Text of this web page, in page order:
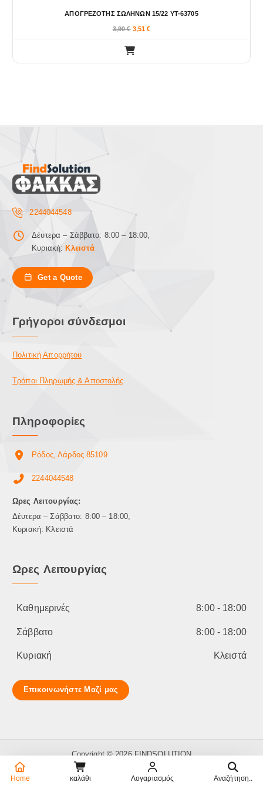
ΑΠΟΓΡΕΖΟΤΗΣ ΣΩΛΗΝΩΝ 15/22 YT-63705
3,90€ 3,51€
2244044548
Δέυτερα – Σάββατο: 8:00 – 18:00,
Κυριακή: Κλειστά
Get a Quote
Γρήγοροι σύνδεσμοι
Πολιτική Απορρήτου
Τρόποι Πληρωμής & Αποστολής
Πληροφορίες
Ρόδος, Λάρδος 85109
2244044548
Ωρες Λειτουργίας:
Δέυτερα – Σάββατο: 8:00 – 18:00,
Κυριακή: Κλειστά
Ωρες Λειτουργίας
Καθημερινές 8:00 - 18:00
Σάββατο 8:00 - 18:00
Κυριακή Κλειστά
Επικοινωνήστε Μαζί μας
Copyright © 2026 FINDSOLUTION
Home καλάθι Λογαριασμός Αναζήτηση..